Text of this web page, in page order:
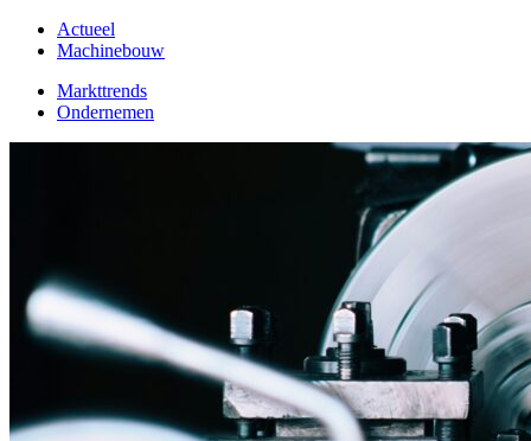
Actueel
Machinebouw
Markttrends
Ondernemen